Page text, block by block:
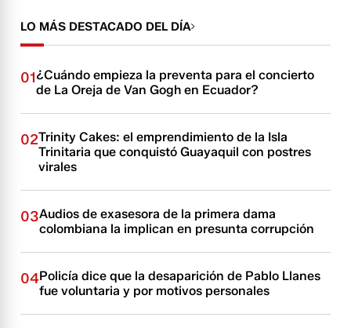
LO MÁS DESTACADO DEL DÍA
01¿Cuándo empieza la preventa para el concierto
de La Oreja de Van Gogh en Ecuador?
02Trinity Cakes: el emprendimiento de la Isla
Trinitaria que conquistó Guayaquil con postres
virales
03Audios de exasesora de la primera dama
colombiana la implican en presunta corrupción
04Policía dice que la desaparición de Pablo Llanes
fue voluntaria y por motivos personales